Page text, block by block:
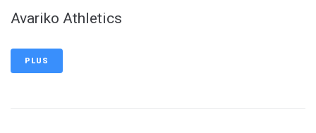
Avariko Athletics
PLUS